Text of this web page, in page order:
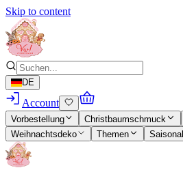
Skip to content
DE
Account
Vorbestellung Christbaumschmuck
Weihnachtsdeko
Themen Saisonal